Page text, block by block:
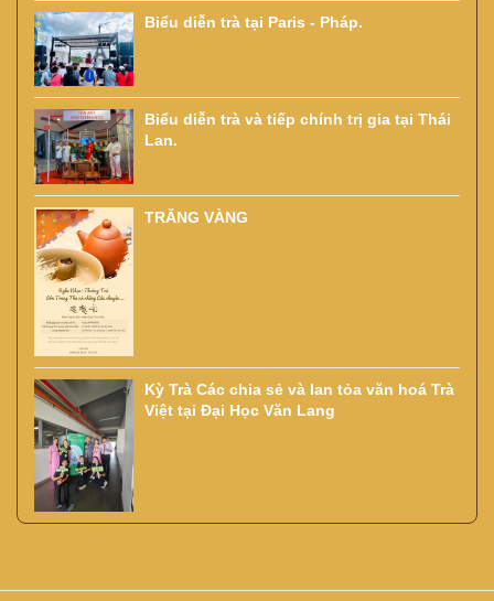
Biểu diễn trà tại Paris - Pháp.
Biểu diễn trà và tiếp chính trị gia tại Thái
Lan.
TRĂNG VÀNG
Kỳ Trà Các chia sẻ và lan tỏa văn hoá Trà
Việt tại Đại Học Văn Lang